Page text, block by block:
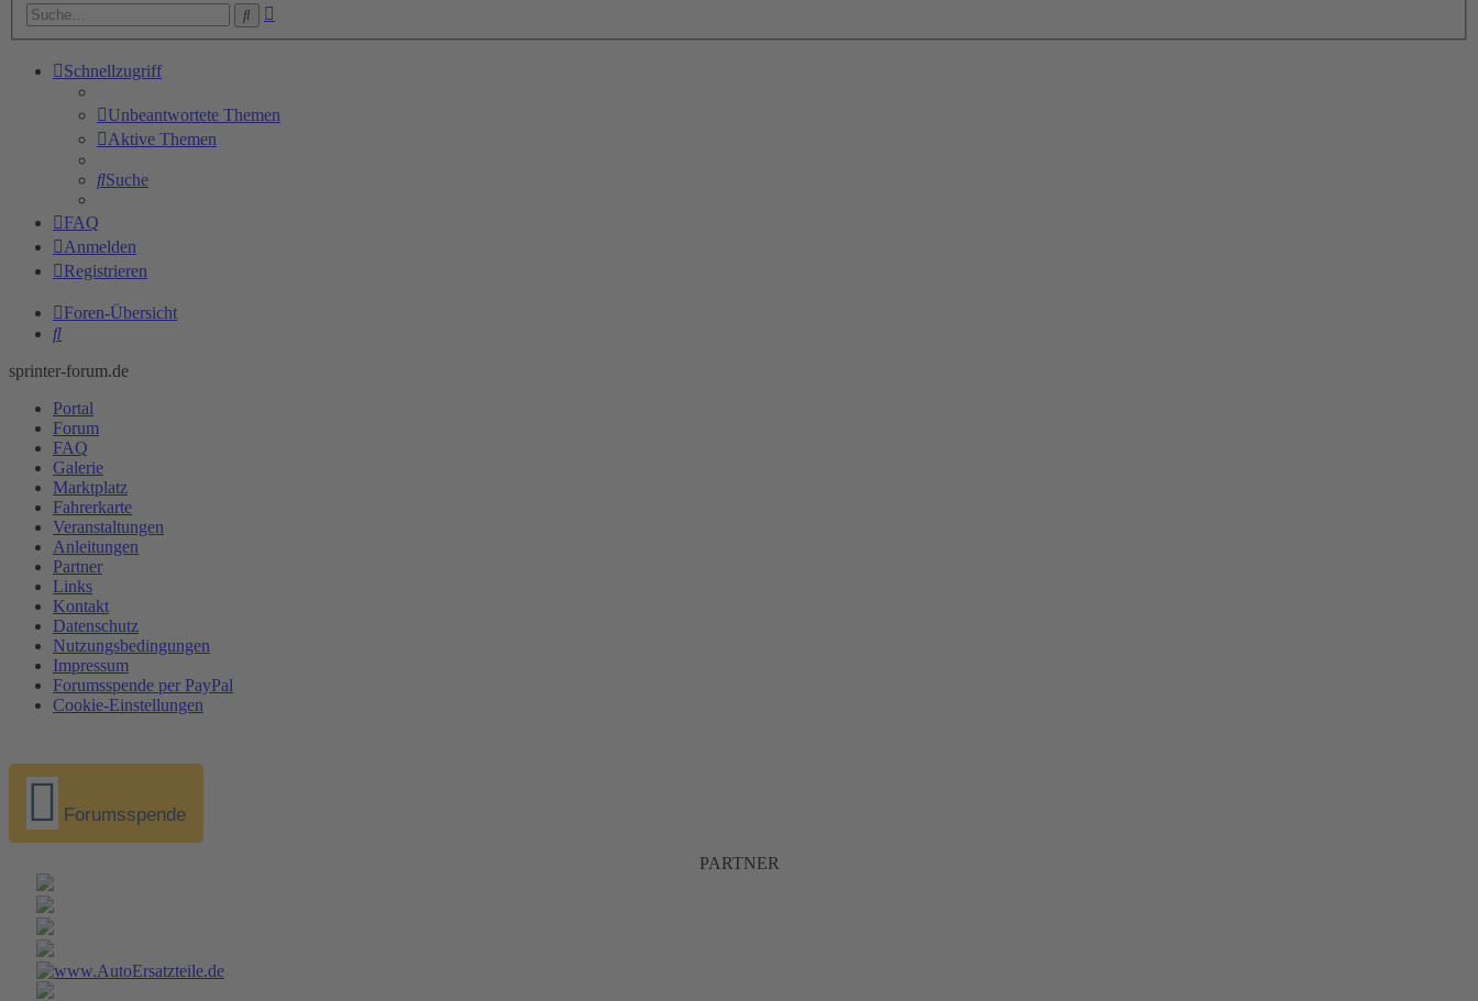
Suche
Schnellzugriff
Unbeantwortete Themen
Aktive Themen
Suche
FAQ
Anmelden
Registrieren
Foren-Übersicht
Suche
sprinter-forum.de
Portal
Forum
FAQ
Galerie
Marktplatz
Fahrerkarte
Veranstaltungen
Anleitungen
Partner
Links
Kontakt
Datenschutz
Nutzungsbedingungen
Impressum
Forumsspende per PayPal
Cookie-Einstellungen
Forumsspende
PARTNER